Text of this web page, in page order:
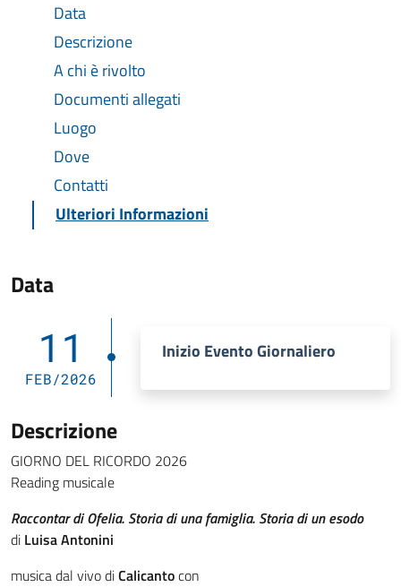
Data
Descrizione
A chi è rivolto
Documenti allegati
Luogo
Dove
Contatti
Ulteriori Informazioni
Data
11
FEB/2026
Inizio Evento Giornaliero
Descrizione
GIORNO DEL RICORDO 2026
Reading musicale
Raccontar di Ofelia. Storia di una famiglia. Storia di un esodo
di Luisa Antonini
musica dal vivo diCalicantocon